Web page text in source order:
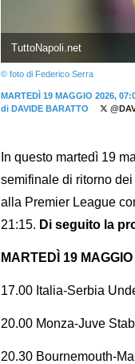
TuttoNapoli.net
© foto di Federico Serra
MARTEDÌ 19 MAGGIO 2026,
di DAVIDE BARATTO
In questo martedì 19
semifinale di ritorno
alla Premier League
21:15. Di seguito la
MARTEDÌ 19 MAGGIO
17.00 Italia-Serbia
20.00 Monza-Juve
20.30 Bournemouth-